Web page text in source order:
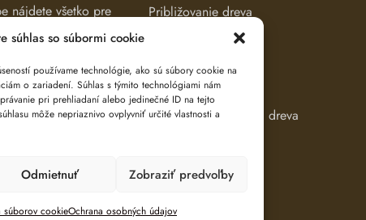
súhlas so súbormi cookie
používame technológie, ako sú súbory cookie na
o zariadení. Súhlas s týmito technológiami nám
pri prehliadaní alebo jedinečné ID na tejto
môže nepriaznivo ovplyvniť určité vlastnosti a
Odmietnuť Zobraziť predvoľby
súborov cookieOchrana osobných údajov
nájdete všetko pre
pracovného
na ťažbu a
až po ručné
Približovanie dreva
Robotické kosačky
Spracovanie dreva
Ťažba dreva
Značenie a evidencia dreva